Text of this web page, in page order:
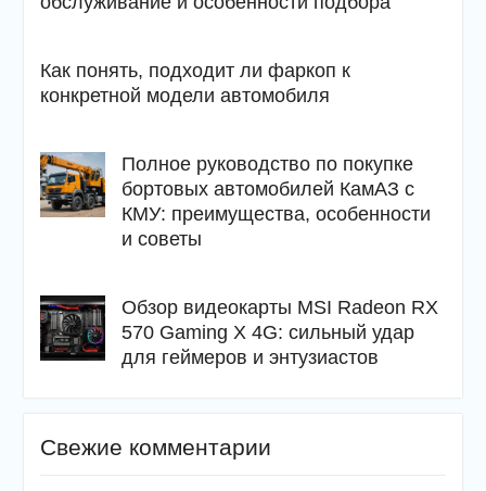
Как понять, подходит ли фаркоп к
конкретной модели автомобиля
Полное руководство по покупке
бортовых автомобилей КамАЗ с
КМУ: преимущества, особенности
и советы
Обзор видеокарты MSI Radeon RX
570 Gaming X 4G: сильный удар
для геймеров и энтузиастов
Свежие комментарии